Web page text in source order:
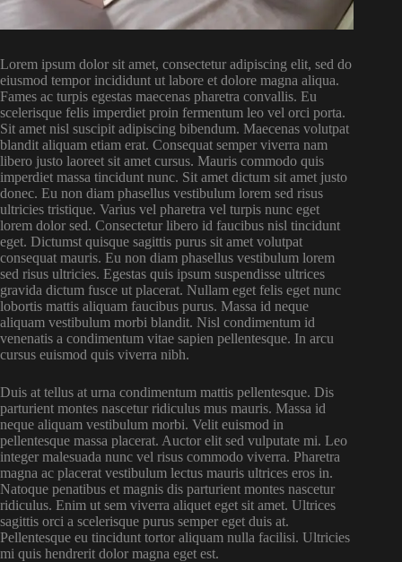
Lorem ipsum dolor sit amet, consectetur adipiscing elit, sed do
eiusmod tempor incididunt ut labore et dolore magna aliqua.
Fames ac turpis egestas maecenas pharetra convallis. Eu
scelerisque felis imperdiet proin fermentum leo vel orci porta.
Sit amet nisl suscipit adipiscing bibendum. Maecenas volutpat
blandit aliquam etiam erat. Consequat semper viverra nam
libero justo laoreet sit amet cursus. Mauris commodo quis
imperdiet massa tincidunt nunc. Sit amet dictum sit amet justo
donec. Eu non diam phasellus vestibulum lorem sed risus
ultricies tristique. Varius vel pharetra vel turpis nunc eget
lorem dolor sed. Consectetur libero id faucibus nisl tincidunt
eget. Dictumst quisque sagittis purus sit amet volutpat
consequat mauris. Eu non diam phasellus vestibulum lorem
sed risus ultricies. Egestas quis ipsum suspendisse ultrices
gravida dictum fusce ut placerat. Nullam eget felis eget nunc
lobortis mattis aliquam faucibus purus. Massa id neque
aliquam vestibulum morbi blandit. Nisl condimentum id
venenatis a condimentum vitae sapien pellentesque. In arcu
cursus euismod quis viverra nibh.
Duis at tellus at urna condimentum mattis pellentesque. Dis
parturient montes nascetur ridiculus mus mauris. Massa id
neque aliquam vestibulum morbi. Velit euismod in
pellentesque massa placerat. Auctor elit sed vulputate mi. Leo
integer malesuada nunc vel risus commodo viverra. Pharetra
magna ac placerat vestibulum lectus mauris ultrices eros in.
Natoque penatibus et magnis dis parturient montes nascetur
ridiculus. Enim ut sem viverra aliquet eget sit amet. Ultrices
sagittis orci a scelerisque purus semper eget duis at.
Pellentesque eu tincidunt tortor aliquam nulla facilisi. Ultricies
mi quis hendrerit dolor magna eget est.